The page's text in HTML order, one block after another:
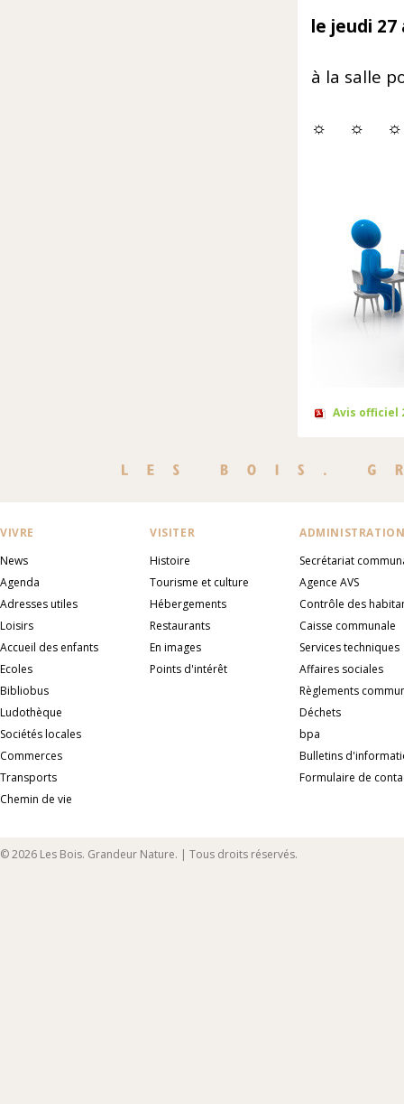
le jeudi 27
à la salle
☼ ☼
Avis officiel
VIVRE
News
Agenda
Adresses utiles
Loisirs
Accueil des enfants
Ecoles
Bibliobus
Ludothèque
Sociétés locales
Commerces
Transports
Chemin de vie
VISITER
Histoire
Tourisme et culture
Hébergements
Restaurants
En images
Points d'intérêt
Secrétariat
Agence AVS
Contrôle des
Caisse communale
Services techniques
Affaires sociales
Règlements
Déchets
bpa
Bulletins
Formulaire de
© 2026 Les Bois. Grandeur Nature. | Tous droits réservés.